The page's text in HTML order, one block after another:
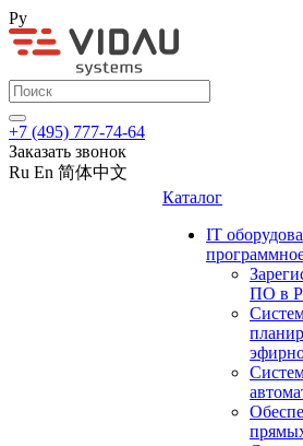
Ру
+7 (495) 777-74-64
Заказать звонок
Ru En 简体中文
Каталог
IT
ПО в